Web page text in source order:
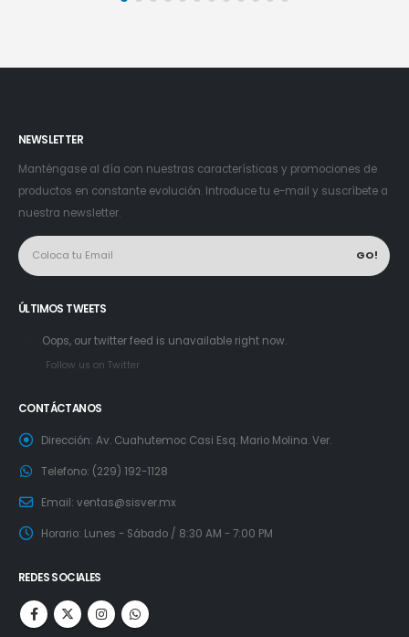
NEWSLETTER
Manténgase al día con nuestras características y promociones de
productos en constante evolución. Introduce tu e-mail y suscríbete a
nuestra newsletter.
ÚLTIMOS TWEETS
Oops, our twitter feed is unavailable right now.
Follow us on Twitter
CONTÁCTANOS
Dirección: Av. Cuahutemoc Casi Esq. Mario Molina. Ver.
Telefono: (229) 192-1128
Email: ventas@sisver.mx
Horario: Lunes - Sábado / 8:30 AM - 7:00 PM
REDES SOCIALES